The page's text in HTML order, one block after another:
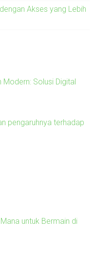
Akses yang Lebih
Solusi Digital
pengaruhnya terhadap
untuk Bermain di